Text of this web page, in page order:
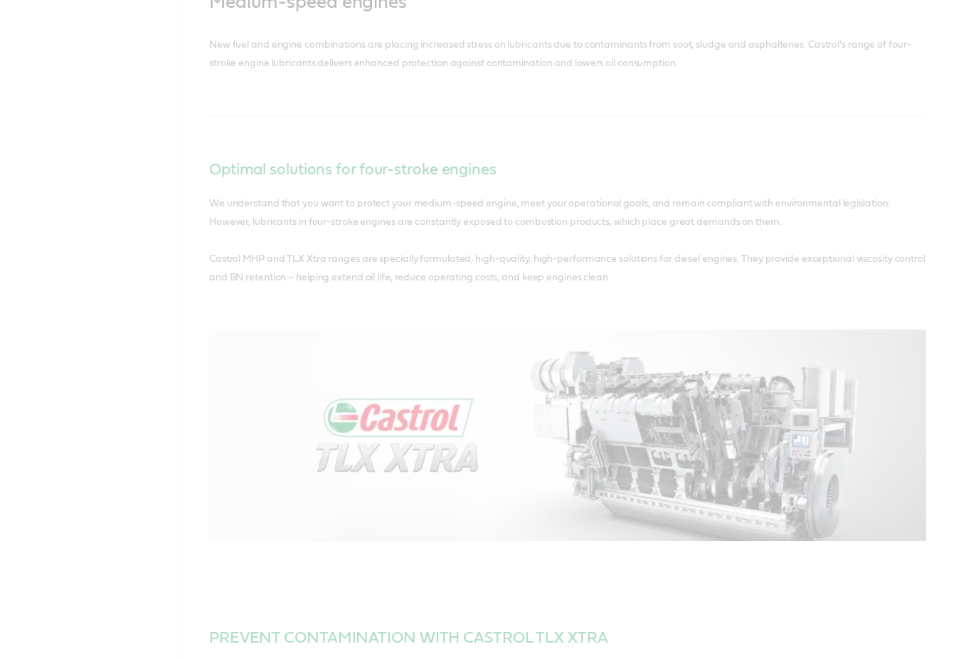
New fuel and engine combinations are placing increased stress on lubricants due to contaminants from soot, sludge and asphaltenes. Castrol’s range of four-
stroke engine lubricants delivers enhanced protection against contamination and lowers oil consumption.
Optimal solutions for four-stroke engines
We understand that you want to protect your medium-speed engine, meet your operational goals, and remain compliant with environmental legislation.
However, lubricants in four-stroke engines are constantly exposed to combustion products, which place great demands on them.
Castrol MHP and TLX Xtra ranges are specially formulated, high-quality, high-performance solutions for diesel engines. They provide exceptional viscosity control
and BN retention – helping extend oil life, reduce operating costs, and keep engines clean.
PREVENT CONTAMINATION WITH CASTROL TLX XTRA